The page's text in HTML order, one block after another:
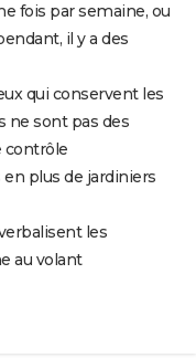
fois par semaine, ou
il y a des
qui conservent les
ne sont pas des
contrôle
en plus de jardiniers
les
au volant